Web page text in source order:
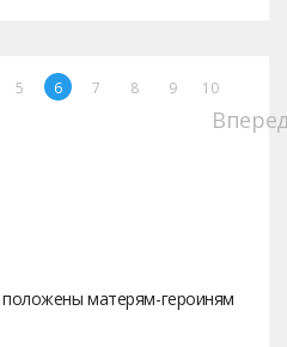
5 6 7 8 9 10
матерям-героиням